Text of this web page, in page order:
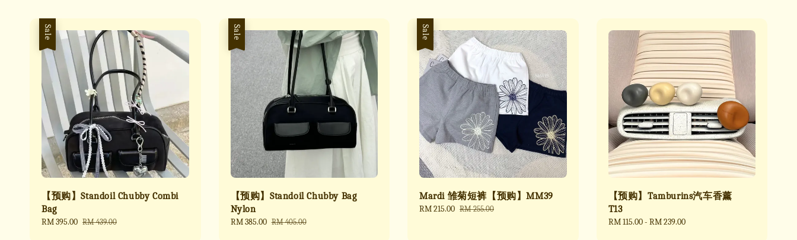
Sale
【预购】Standoil Chubby Combi
Bag
Sale
RM 395.00 Regular
RM 439.00
Sale
【预购】Standoil Chubby Bag
Nylon
Sale
RM 385.00 Regular
RM 405.00
Sale
Mardi 雏菊短裤【预购】MM39
Sale
RM 215.00 Regular
RM 255.00
【预购】Tamburins汽车香薰
T13
Regular
RM 115.00- RM 239.00